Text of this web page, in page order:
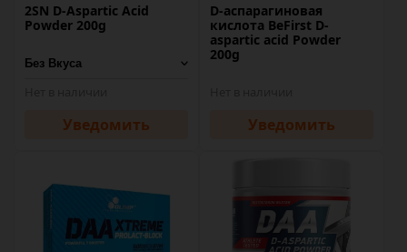
2SN D-Aspartic Acid
Powder 200g
Уведомить
D-аспарагиновая
кислота BeFirst D-
aspartic acid Powder
200g
Уведомить